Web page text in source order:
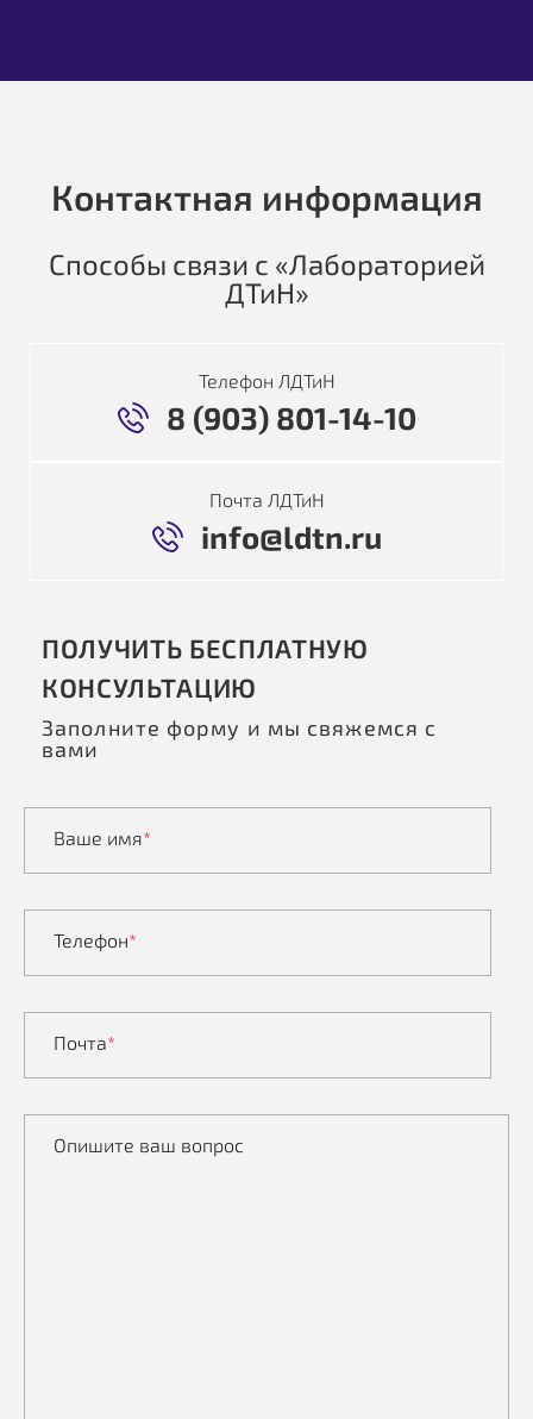
Контактная информация
Способы связи с «Лабораторией
ДТиН»
Телефон ЛДТиН
8 (903) 801-14-10
Почта ЛДТиН
info@ldtn.ru
ПОЛУЧИТЬ БЕСПЛАТНУЮ
КОНСУЛЬТАЦИЮ
Заполните форму и мы свяжемся с
вами
Ваше имя*
Телефон*
Почта*
Опишите ваш вопрос